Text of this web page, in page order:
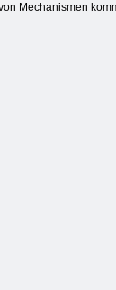
Mechanismen